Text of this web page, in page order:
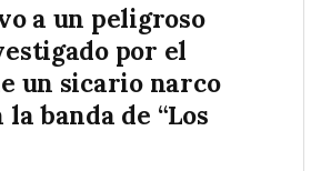
a un peligroso
por el
un sicario narco
banda de “Los